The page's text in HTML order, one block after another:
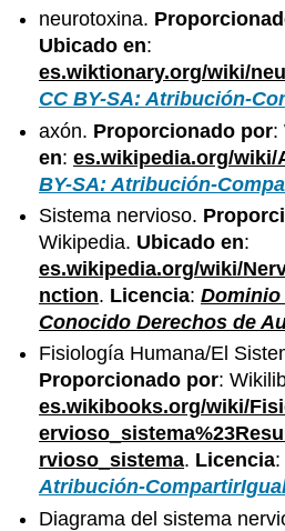
neurotoxina.
Ubicado en:
es.wiktionary.org/wiki/
CC BY-SA: Atribución-
axón. Proporcionado por:
en:es.wikipedia.org/wiki/
BY-SA: Atribución-
Sistema nervioso.
Wikipedia. Ubicado en:
es.wikipedia.org/wiki/
nction. Licencia:
Conocido Derechos de
Fisiología Humana/El
Proporcionado por:
es.wikibooks.org/wiki/
rvioso_sistema. Licencia:
Atribución-
Diagrama del sistema